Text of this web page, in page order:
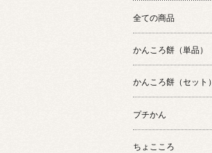
全ての商品
かんころ餅（単品）
かんころ餅（セット）
プチかん
ちょこころ